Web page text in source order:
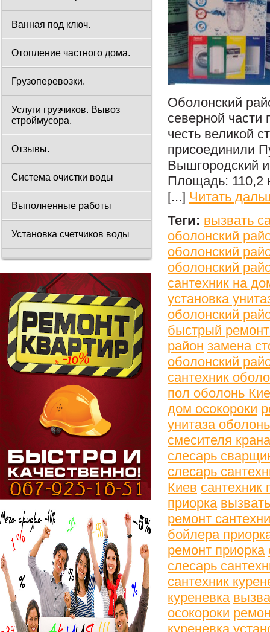
Ванная под ключ.
Отопление частного дома.
Грузоперевозки.
Услуги грузчиков. Вывоз
строймусора.
Отзывы.
Система очистки воды
Выполненные работы
Установка счетчиков воды
Оболонский
северной
честь великой
присоединили
Вышгородский
Площадь: 110,2
[...] Читать
Теги: вызвать
оболонский
оболонский
оболонский
сантехник на
установка
оболонский
быстрый
район замена
оболонский
сантехник
пол оболонь
дом осокороки
унитаза
смесителя
слесарь
слесарь
Киев сантехник
приорка
ремонт
бойлера
ремонт приорка
слесарь
сантехник
куреневка
осокороки
куреневка